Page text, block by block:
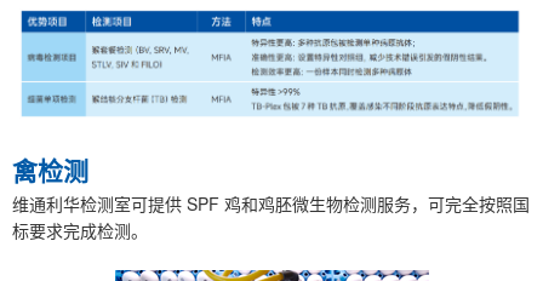
禽检测
维通利华检测室可提供 SPF 鸡和鸡胚微生物检测服务，可完全按照国
标要求完成检测。